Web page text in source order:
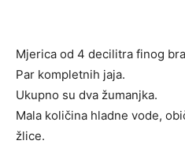
Mjerica od 4 decilitra finog
Par kompletnih jaja.
Ukupno su dva žumanjka.
Mala količina hladne vode,
žlice.